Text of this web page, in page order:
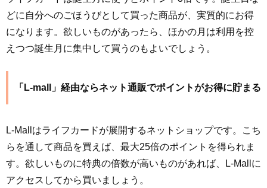
どに自分へのごほうびとして買った商品が、実質的にお得
になります。欲しいものがあったら、ほかの月は利用を控
えつつ誕生月に集中して買うのもよいでしょう。
「L-mall」経由ならネット通販でポイントがお得に貯まる
L-Mallはライフカードが展開するネットショップです。こち
らを通して商品を買えば、最大25倍のポイントを得られま
す。欲しいものに特典の倍数が高いものがあれば、L-Mallに
アクセスしてから買いましょう。